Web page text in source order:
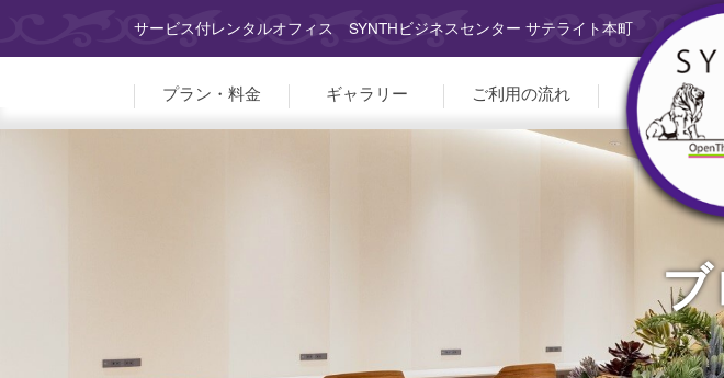
サービス付レンタルオフィス SYNTHビジネスセンター サテライト本町
プラン・料金 ギャラリー ご利用の流れ
ブ